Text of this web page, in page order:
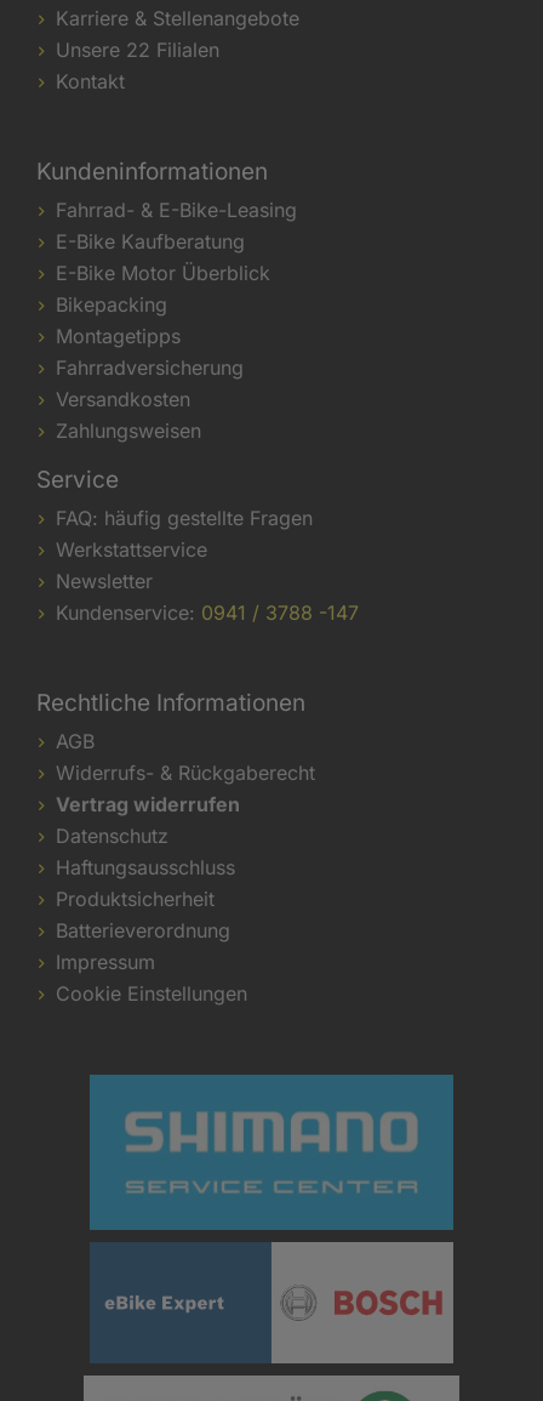
Karriere & Stellenangebote
Unsere 22 Filialen
Kontakt
Kundeninformationen
Fahrrad- & E-Bike-Leasing
E-Bike Kaufberatung
E-Bike Motor Überblick
Bikepacking
Montagetipps
Fahrradversicherung
Versandkosten
Zahlungsweisen
Service
FAQ: häufig gestellte Fragen
Werkstattservice
Newsletter
Kundenservice: 0941 / 3788 -147
Rechtliche Informationen
AGB
Widerrufs- & Rückgaberecht
Vertrag widerrufen
Datenschutz
Haftungsausschluss
Produktsicherheit
Batterieverordnung
Impressum
Cookie Einstellungen